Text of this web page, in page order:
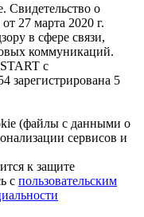
Свидетельство о
27 марта 2020 г.
в сфере связи,
коммуникаций.
с
зарегистрирована 5
(файлы с данными о
сервисов и
к защите
с пользовательским